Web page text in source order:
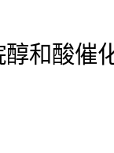
和酸催